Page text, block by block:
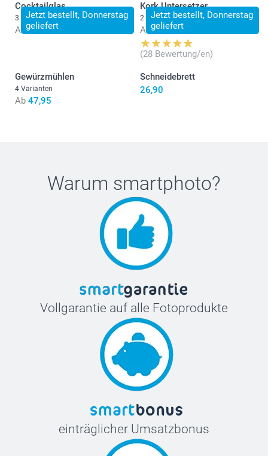
Jetzt bestellt, Donnerstag
geliefert
Cocktailglas
3 Varianten
Ab 14,99
Jetzt bestellt, Donnerstag
geliefert
Kork Untersetzer
2 Varianten
Ab 29,95
(28 Bewertung/en)
Gewürzmühlen
4 Varianten
Ab 47,95
Schneidebrett
26,90
Warum smartphoto?
Vollgarantie auf alle Fotoprodukte
einträglicher Umsatzbonus